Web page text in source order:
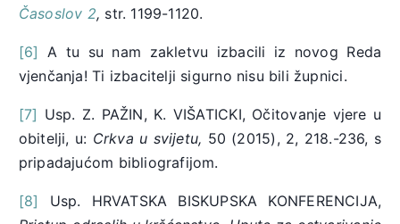
Časoslov 2, str. 1199-1120.
[6]
A tu su nam zakletvu izbacili iz novog Reda
vjenčanja! Ti izbacitelji sigurno nisu bili župnici.
[7] Usp. Z. PAŽIN, K. VIŠATICKI, Očitovanje vjere u
obitelji, u: Crkva u svijetu, 50 (2015), 2, 218.-236, s
pripadajućom bibliografijom.
[8]
Usp. HRVATSKA BISKUPSKA KONFERENCIJA,